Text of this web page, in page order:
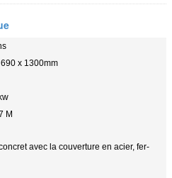
x 1300mm
M
avec la couverture en acier, fer-